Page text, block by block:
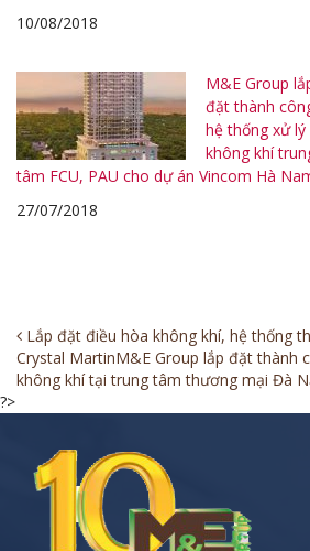
10/08/2018
M&E Group
đặt thành
hệ thống xử lý
không khí
tâm FCU, PAU cho dự án Vincom Hà
27/07/2018
Post
navigation
Lắp đặt điều hòa không khí, hệ thống
Crystal MartinM&E Group lắp đặt thành
không khí tại trung tâm thương mại Đà
?>